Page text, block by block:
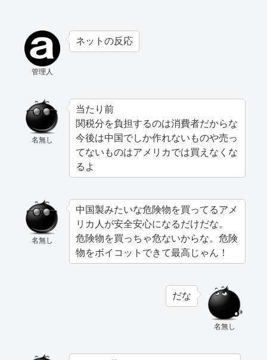
管理人
ネットの反応
名無し
当たり前
関税分を負担するのは消費者だからな
今後は中国でしか作れないものや売っ
てないものはアメリカでは買えなくな
るよ
名無し
中国製みたいな危険物を買ってるアメ
リカ人が安全安心になるだけだな。
危険物を買っちゃ危ないからな。危険
物をボイコットできて最高じゃん！
名無し
だな